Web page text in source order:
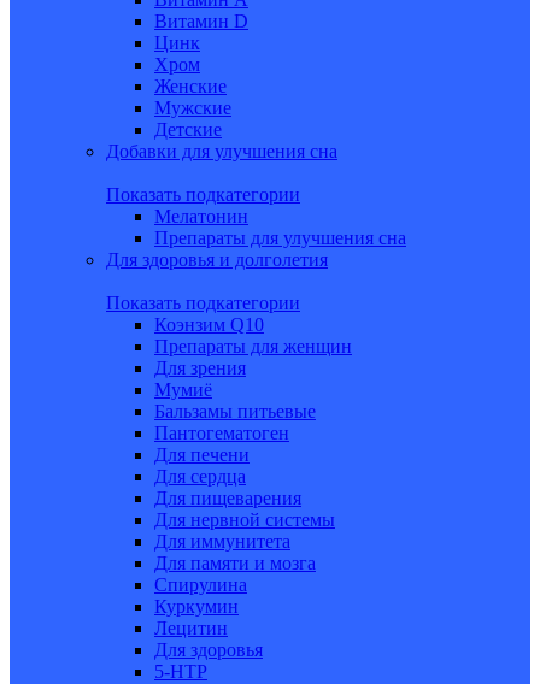
Витамин D
Цинк
Хром
Женские
Мужские
Детские
Добавки для улучшения сна
Показать подкатегории
Мелатонин
Препараты для улучшения сна
Для здоровья и долголетия
Показать подкатегории
Коэнзим Q10
Препараты для женщин
Для зрения
Мумиё
Бальзамы питьевые
Пантогематоген
Для печени
Для сердца
Для пищеварения
Для нервной системы
Для иммунитета
Для памяти и мозга
Спирулина
Куркумин
Лецитин
Для здоровья
5-HTP